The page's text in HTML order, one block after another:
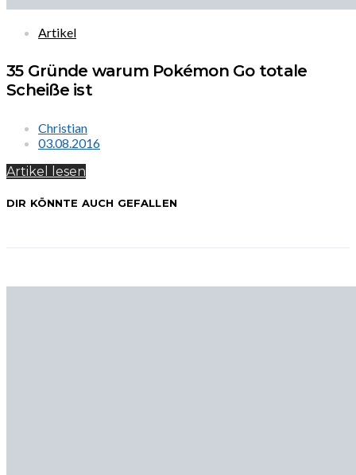
Artikel
35 Gründe warum Pokémon Go totale
Scheiße ist
Christian
03.08.2016
Artikel lesen
DIR KÖNNTE AUCH GEFALLEN